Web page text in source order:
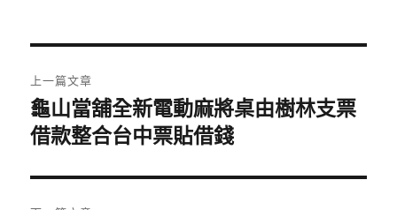
章
導
覽
上一篇文章
上
一
文
章:
龜山當舖全新電動麻將桌由樹林支票
借款整合台中票貼借錢